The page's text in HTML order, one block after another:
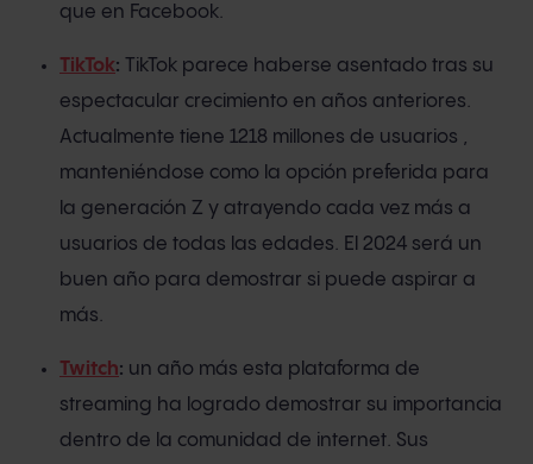
que en Facebook.
TikTok: TikTok parece haberse asentado tras su
espectacular crecimiento en años anteriores.
Actualmente tiene 1218 millones de usuarios ,
manteniéndose como la opción preferida para
la generación Z y atrayendo cada vez más a
usuarios de todas las edades. El 2024 será un
buen año para demostrar si puede aspirar a
más.
Twitch: un año más esta plataforma de
streaming ha logrado demostrar su importancia
dentro de la comunidad de internet. Sus